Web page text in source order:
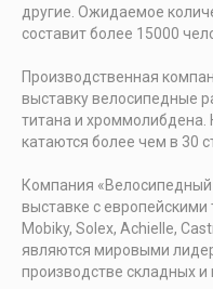
другие. Ожидаемое
составит более 15000
Производственная
выставку велосипедные
титана и хроммолибдена.
катаются более чем в 30
Компания «Велосипедный
выставке с
Mobiky, Solex, Achielle,
являются мировыми
производстве складных и